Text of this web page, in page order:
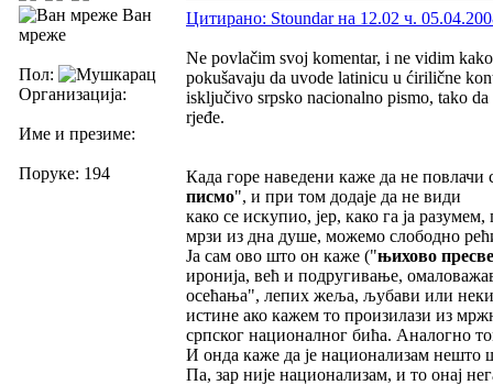
Ван
мреже
Пол:
Организација:
Име и презиме:
Поруке: 194
Цитирано: Stoundar на 12.02 ч.
Ne povlačim svoj komentar, i ne vidim
pokušavaju da uvode latinicu u ćirilične
isključivo srpsko nacionalno pismo, tako
rjeđe.
Када горе наведени каже да не
писмо", и при том додаје да не види
како се искупио, јер, како га ја
мрзи из дна душе, можемо слободно
Ја сам ово што он каже ("њихово
иронија, већ и подругивање,
осећања", лепих жеља, љубави или
истине ако кажем то произилази из
српског националног бића. Аналогно
И онда каже да је национализам нешто
Па, зар није национализам, и то онај